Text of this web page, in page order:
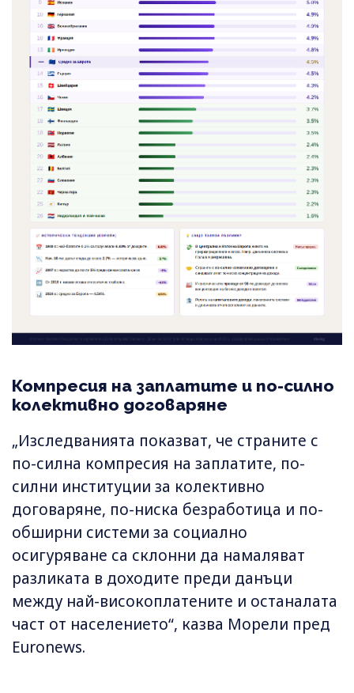
Компресия на заплатите и по-силно
колективно договаряне
„Изследванията показват, че страните с
по-силна компресия на заплатите, по-
силни институции за колективно
договаряне, по-ниска безработица и по-
обширни системи за социално
осигуряване са склонни да намаляват
разликата в доходите преди данъци
между най-високоплатените и останалата
част от населението“, казва Морели пред
Euronews.